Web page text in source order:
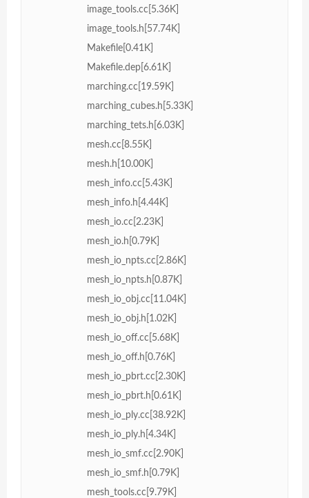
image_tools.cc[5.36K]
image_tools.h[57.74K]
Makefile[0.41K]
Makefile.dep[6.61K]
marching.cc[19.59K]
marching_cubes.h[5.33K]
marching_tets.h[6.03K]
mesh.cc[8.55K]
mesh.h[10.00K]
mesh_info.cc[5.43K]
mesh_info.h[4.44K]
mesh_io.cc[2.23K]
mesh_io.h[0.79K]
mesh_io_npts.cc[2.86K]
mesh_io_npts.h[0.87K]
mesh_io_obj.cc[11.04K]
mesh_io_obj.h[1.02K]
mesh_io_off.cc[5.68K]
mesh_io_off.h[0.76K]
mesh_io_pbrt.cc[2.30K]
mesh_io_pbrt.h[0.61K]
mesh_io_ply.cc[38.92K]
mesh_io_ply.h[4.34K]
mesh_io_smf.cc[2.90K]
mesh_io_smf.h[0.79K]
mesh_tools.cc[9.79K]